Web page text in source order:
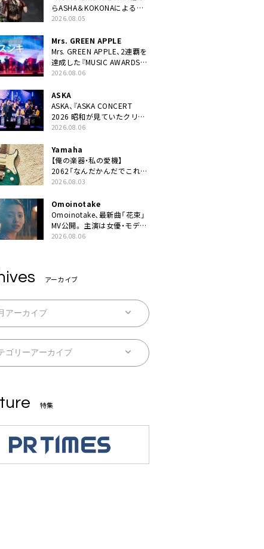
らASHA＆KOKONAによるユ
ニット・TAKARAがデビュー
2026.08.05
Mrs. GREEN APPLE
Mrs. GREEN APPLE、2連覇を
達成した『MUSIC AWARDS
JAPAN 2026』での「クスシ
YouTube公開
2026.08.06
ASKA
ASKA、『ASKA CONCERT
2026 昭和が見ていたクリス
マス!? 』発売＆上映決定
2026.08.06
Yamaha
【俺の楽器・私の愛機】
2062「なんだかんだでこれが
1番」
2026.08.03
Omoinotake
Omoinotake、最新曲「花束」
MV公開。 主演は女優・モデル
の南 琴奈
2026.08.06
アーカイブ
特集